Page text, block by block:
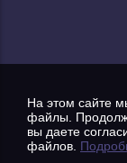
На этом сайте
файлы.
вы даете
файлов.